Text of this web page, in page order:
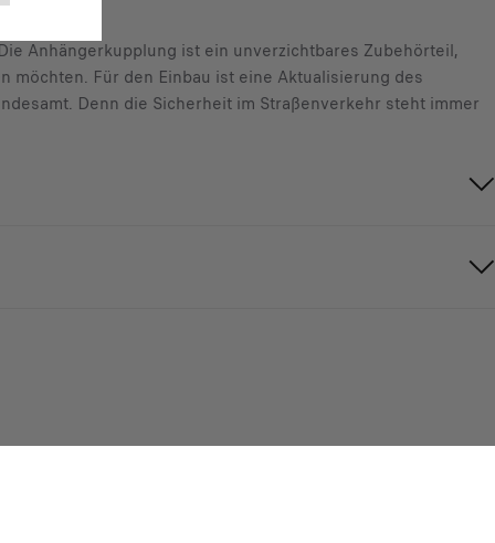
Anhängerkupplung ist ein unverzichtbares Zubehörteil,
möchten. Für den Einbau ist eine Aktualisierung des
Denn die Sicherheit im Straßenverkehr steht immer